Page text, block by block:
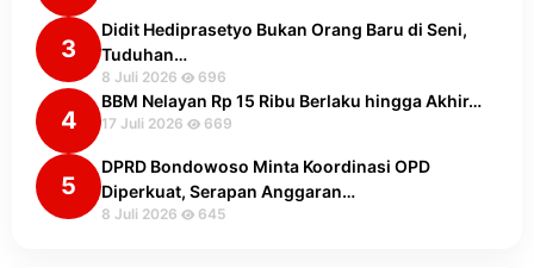
3
Didit Hediprasetyo Bukan Orang Baru di Seni,
Tuduhan…
8 Juli 2026 696
4
BBM Nelayan Rp 15 Ribu Berlaku hingga Akhir…
17 Juli 2026 669
5
DPRD Bondowoso Minta Koordinasi OPD
Diperkuat, Serapan Anggaran…
8 Juli 2026 645